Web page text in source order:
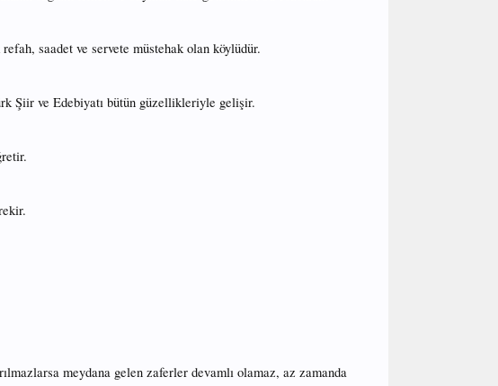
saadet ve servete müstehak olan köylüdür.
Şiir ve Edebiyatı bütün güzellikleriyle gelişir.
meydana gelen zaferler devamlı olamaz, az zamanda